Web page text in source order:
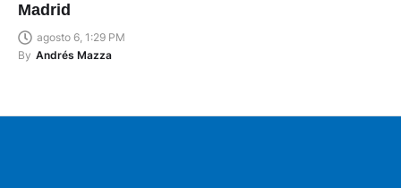
Madrid
agosto 6, 1:29 PM
By Andrés Mazza